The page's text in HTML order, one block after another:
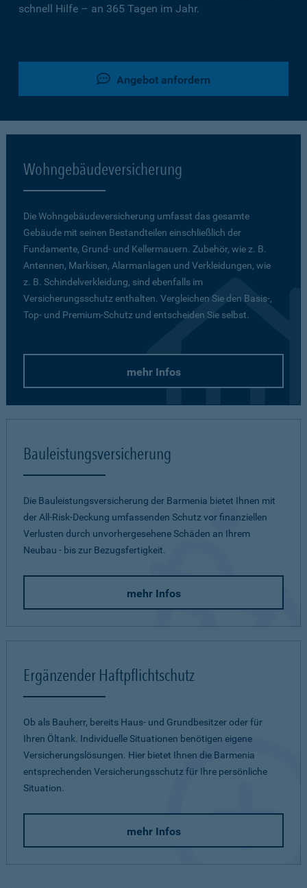
schnell Hilfe – an 365 Tagen im Jahr.
Angebot anfordern
Wohngebäudeversicherung
Die Wohngebäudeversicherung umfasst das gesamte
Gebäude mit seinen Bestandteilen einschließlich der
Fundamente, Grund- und Kellermauern. Zubehör, wie z. B.
Antennen, Markisen, Alarmanlagen und Verkleidungen, wie
z. B. Schindelverkleidung, sind ebenfalls im
Versicherungsschutz enthalten. Vergleichen Sie den Basis-,
Top- und Premium-Schutz und entscheiden Sie selbst.
mehr Infos
Bauleistungsversicherung
Die Bauleistungsversicherung der Barmenia bietet Ihnen mit
der All-Risk-Deckung umfassenden Schutz vor finanziellen
Verlusten durch unvorhergesehene Schäden an Ihrem
Neubau - bis zur Bezugsfertigkeit.
mehr Infos
Ergänzender Haftpflichtschutz
Ob als Bauherr, bereits Haus- und Grundbesitzer oder für
Ihren Öltank. Individuelle Situationen benötigen eigene
Versicherungslösungen. Hier bietet Ihnen die Barmenia
entsprechenden Versicherungsschutz für Ihre persönliche
Situation.
mehr Infos